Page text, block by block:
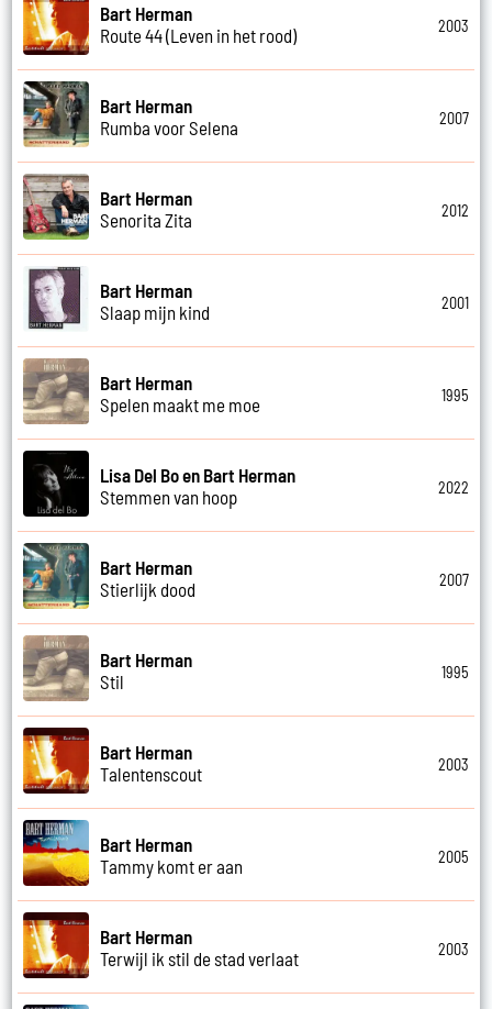
Bart Herman
Route 44 (Leven in het rood)
2003
Bart Herman
Rumba voor Selena
2007
Bart Herman
Senorita Zita
2012
Bart Herman
Slaap mijn kind
2001
Bart Herman
Spelen maakt me moe
1995
Lisa Del Bo en Bart Herman
Stemmen van hoop
2022
Bart Herman
Stierlijk dood
2007
Bart Herman
Stil
1995
Bart Herman
Talentenscout
2003
Bart Herman
Tammy komt er aan
2005
Bart Herman
Terwijl ik stil de stad verlaat
2003